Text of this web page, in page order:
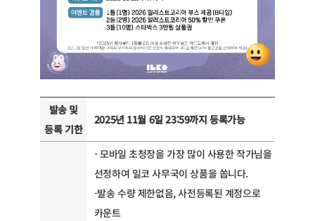
발송 및
등록 기한
2025년 11월 6일 23:59까지 등록가능
- 모바일 초청장을 가장 많이 사용한 작가님을
선정하여 일코 사무국이 상품을 쏩니다.
-발송 수량 제한없음, 사전등록된 계정으로
카운트